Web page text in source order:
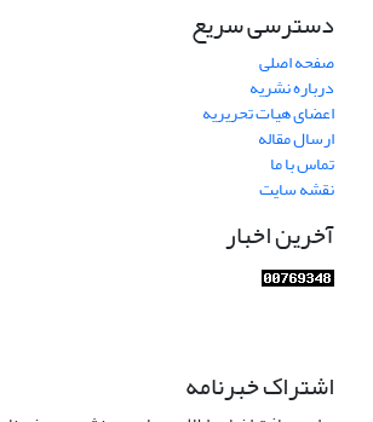
دسترسی سریع
صفحه اصلی
درباره نشریه
اعضای هیات تحریریه
ارسال مقاله
تماس با ما
نقشه سایت
آخرین اخبار
اشتراک خبرنامه